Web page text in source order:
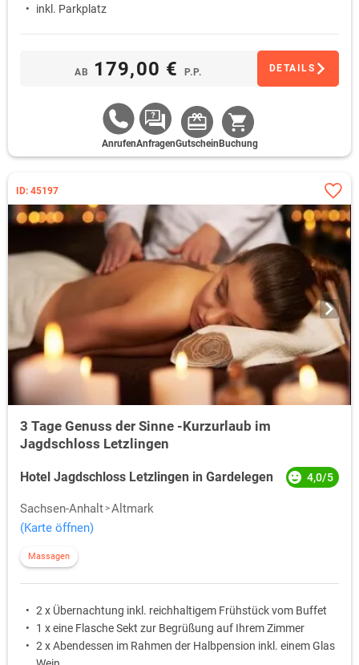
inkl. Parkplatz
AB 179,00 € P.P. DETAILS
AnrufenAnfragenGutschein Buchung
ID: 45197
3 Tage Genuss der Sinne -Kurzurlaub im
Jagdschloss Letzlingen
Hotel Jagdschloss Letzlingen in Gardelegen 4,0/5
Sachsen-Anhalt Altmark
(Karte öffnen)
Massagen
2 x Übernachtung inkl. reichhaltigem Frühstück vom Buffet
1 x eine Flasche Sekt zur Begrüßung auf Ihrem Zimmer
2 x Abendessen im Rahmen der Halbpension inkl. einem Glas